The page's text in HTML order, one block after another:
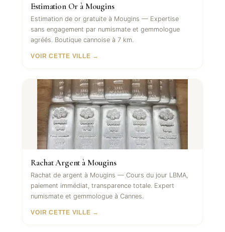
Estimation Or à Mougins
Estimation de or gratuite à Mougins — Expertise
sans engagement par numismate et gemmologue
agréés. Boutique cannoise à 7 km.
VOIR CETTE VILLE →
Rachat Argent à Mougins
Rachat de argent à Mougins — Cours du jour LBMA,
paiement immédiat, transparence totale. Expert
numismate et gemmologue à Cannes.
VOIR CETTE VILLE →